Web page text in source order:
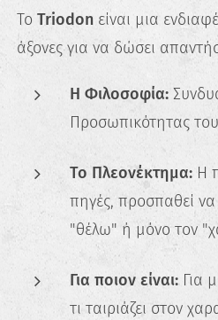
Το Triodonείναι μια
άξονες για να δώσει
Η Φιλοσοφία:
Προσωπικότητας
Το Πλεονέκτημα:Η
πηγές, προσπαθεί
"θέλω" ή μόνο τον
Για ποιον είναι:Για
τι ταιριάζει στον